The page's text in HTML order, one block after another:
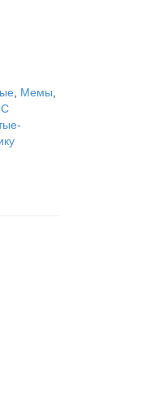
Мемы
С